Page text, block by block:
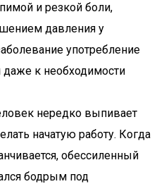
и резкой боли,
давления у
употребление
к необходимости
нередко выпивает
начатую работу. Когда
обессиленный
бодрым под